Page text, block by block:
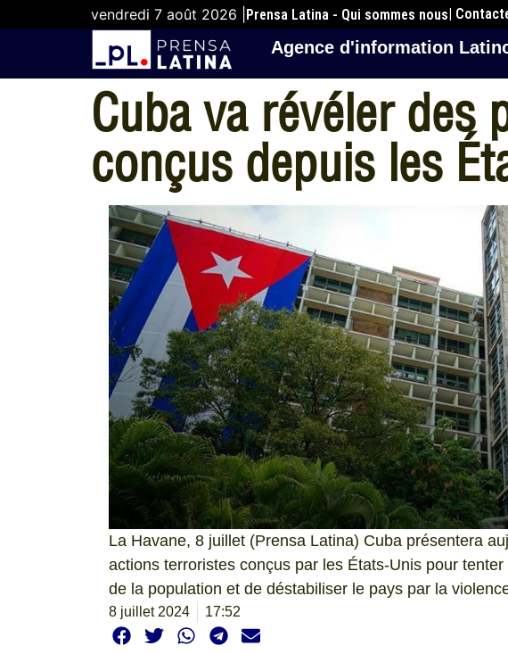
vendredi 7 août 2026 | Prensa Latina - Qui sommes nous|
Agence d'information
Cuba va révéler des
conçus depuis les
La Havane, 8 juillet (Prensa Latina) Cuba présentera
actions terroristes conçus par les États-Unis pour
de la population et de déstabiliser le pays par la
8 juillet 2024 17:52